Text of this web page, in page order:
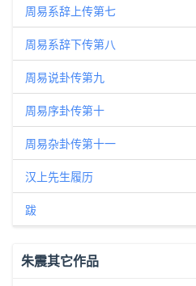
周易系辞上传第七
周易系辞下传第八
周易说卦传第九
周易序卦传第十
周易杂卦传第十一
汉上先生履历
跋
朱震其它作品